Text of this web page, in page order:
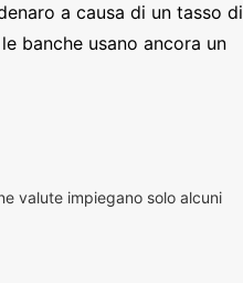
a causa di un tasso di
banche usano ancora un
valute impiegano solo alcuni